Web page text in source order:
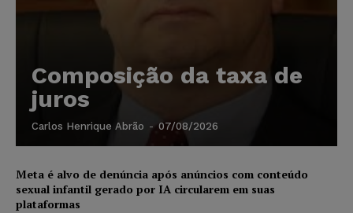
Composição da taxa de
juros
Carlos Henrique Abrão - 07/08/2026
Meta é alvo de denúncia após anúncios com conteúdo
sexual infantil gerado por IA circularem em suas
plataformas